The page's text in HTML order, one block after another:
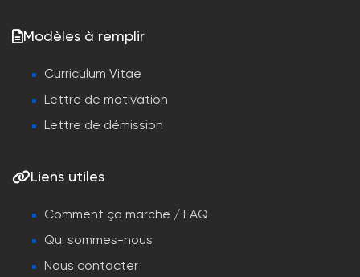
Modèles à remplir
Curriculum Vitae
Lettre de motivation
Lettre de démission
Liens utiles
Comment ça marche / FAQ
Qui sommes-nous
Nous contacter